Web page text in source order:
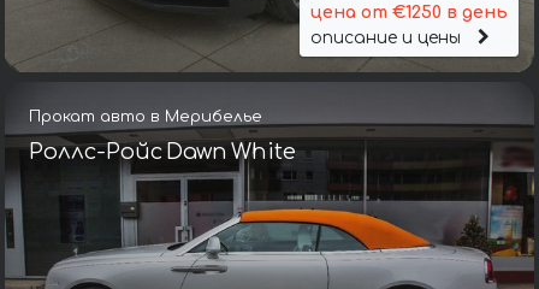
цена от €1250 в день
описание и цены
Прокат авто в Мерибелье
Роллс-Ройс Dawn White